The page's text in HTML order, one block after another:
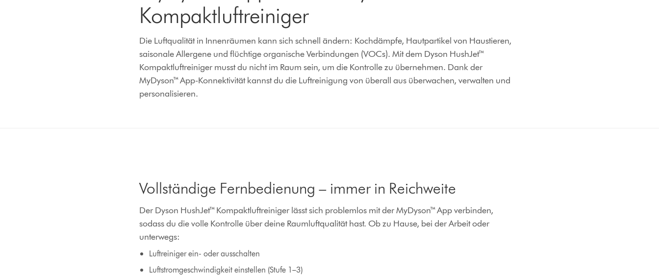
Kompaktluftreiniger
Die Luftqualität in Innenräumen kann sich schnell ändern: Kochdämpfe, Hautpartikel von Haustieren,
saisonale Allergene und flüchtige organische Verbindungen (VOCs). Mit dem Dyson HushJet™
Kompaktluftreiniger musst du nicht im Raum sein, um die Kontrolle zu übernehmen. Dank der
MyDyson™ App-Konnektivität kannst du die Luftreinigung von überall aus überwachen, verwalten und
personalisieren.
Vollständige Fernbedienung – immer in Reichweite
Der Dyson HushJet™ Kompaktluftreiniger lässt sich problemlos mit der MyDyson™ App verbinden,
sodass du die volle Kontrolle über deine Raumluftqualität hast. Ob zu Hause, bei der Arbeit oder
unterwegs:
Luftreiniger ein- oder ausschalten
Luftstromgeschwindigkeit einstellen (Stufe 1–3)